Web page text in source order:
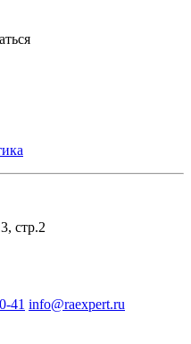
стр.2
41 info@raexpert.ru